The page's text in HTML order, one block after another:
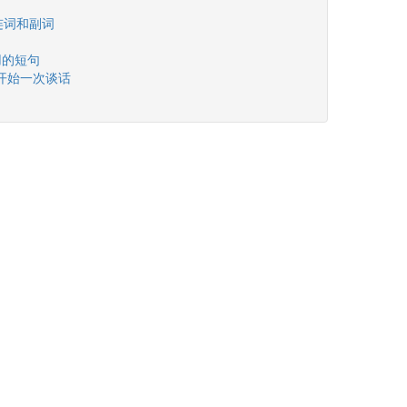
和副词
短句
始一次谈话